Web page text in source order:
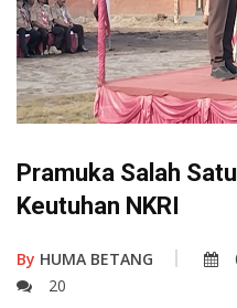
Pramuka Salah
Keutuhan NKRI
By HUMA BETANG
20